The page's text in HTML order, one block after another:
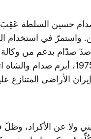
1968 تولّى صدام حسين
واستمرّ في استخدام
صدّام بدعم من وكالة
الأمريكية. ثم في العام 1975،
الأراضي
ولا عن الأكراد،